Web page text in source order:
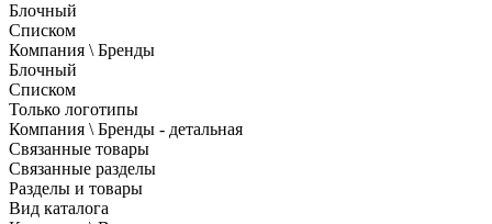
Блочный
Списком
Компания \ Бренды
Блочный
Списком
Только логотипы
Компания \ Бренды - детальная
Связанные товары
Связанные разделы
Разделы и товары
Вид каталога